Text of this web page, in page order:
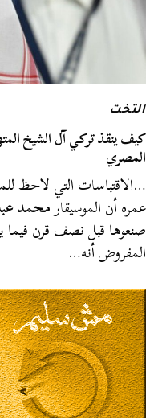
التخت
كيف ينقذ تركي آل الشيخ
المصري
…الاقتباسات التي لاحظ
عمره أن الموسيقارمحمد
صنعوها قبل نصف قرن فيما
المفروض أنه…